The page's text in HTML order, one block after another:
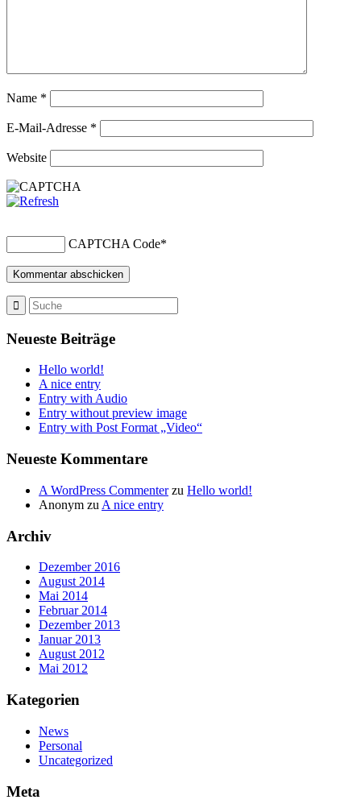
Name *
E-Mail-Adresse *
Website
CAPTCHA Code*
Neueste Beiträge
Hello world!
A nice entry
Entry with Audio
Entry without preview image
Entry with Post Format „Video“
Neueste Kommentare
A WordPress Commenterzu Hello world!
Anonym zu A nice entry
Archiv
Dezember 2016
August 2014
Mai 2014
Februar 2014
Dezember 2013
Januar 2013
August 2012
Mai 2012
Kategorien
News
Personal
Uncategorized
Meta